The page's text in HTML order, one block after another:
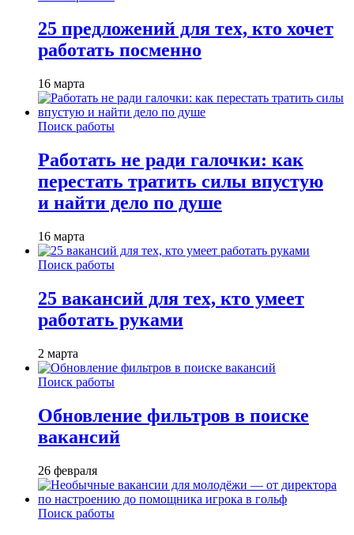
25 предложений для тех, кто хочет
работать посменно
16 марта
Поиск работы
Работать не ради галочки: как
перестать тратить силы впустую
и найти дело по душе
16 марта
Поиск работы
25 вакансий для тех, кто умеет
работать руками
2 марта
Поиск работы
Обновление фильтров в поиске
вакансий
26 февраля
Поиск работы